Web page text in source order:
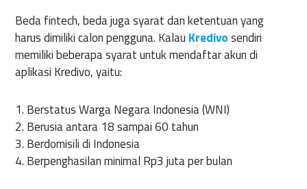
Beda fintech, beda juga syarat dan ketentuan yang
harus dimiliki calon pengguna. Kalau Kredivosendiri
memiliki beberapa syarat untuk mendaftar akun di
aplikasi Kredivo, yaitu:
1. Berstatus Warga Negara Indonesia (WNI)
2. Berusia antara 18 sampai 60 tahun
3. Berdomisili di Indonesia
4. Berpenghasilan minimal Rp3 juta per bulan